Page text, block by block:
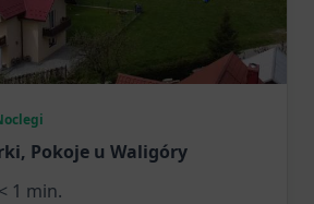
Pokoje u Waligóry
< 1 min.